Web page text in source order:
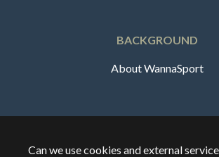
BACKGROUND
About WannaSport
Can we use cookies and external